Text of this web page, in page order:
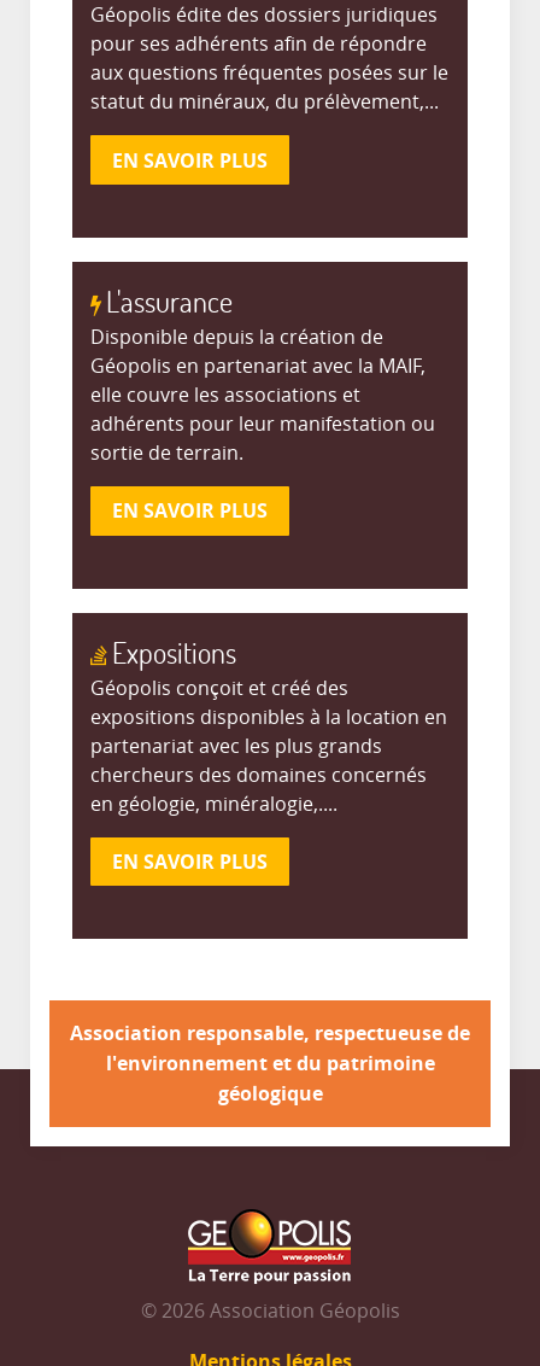
Géopolis édite des dossiers juridiques
pour ses adhérents afin de répondre
aux questions fréquentes posées sur le
statut du minéraux, du prélèvement,...
EN SAVOIR PLUS
L'assurance
Disponible depuis la création de
Géopolis en partenariat avec la MAIF,
elle couvre les associations et
adhérents pour leur manifestation ou
sortie de terrain.
EN SAVOIR PLUS
Expositions
Géopolis conçoit et créé des
expositions disponibles à la location en
partenariat avec les plus grands
chercheurs des domaines concernés
en géologie, minéralogie,....
EN SAVOIR PLUS
Association responsable, respectueuse de
l'environnement et du patrimoine
géologique
© 2026 Association Géopolis